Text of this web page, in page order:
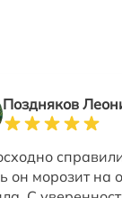
Поздняков
он морозит на